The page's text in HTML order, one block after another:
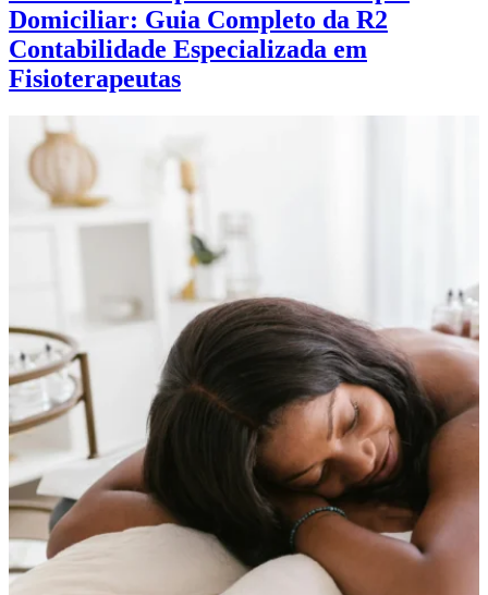
Domiciliar: Guia Completo da R2
Contabilidade Especializada em
Fisioterapeutas